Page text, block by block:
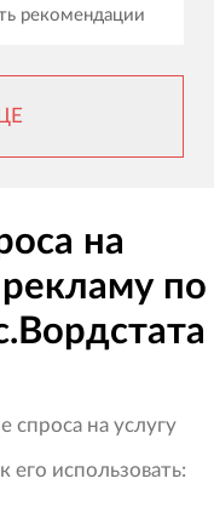
рекомендации
на
по
спроса на услугу
использовать: